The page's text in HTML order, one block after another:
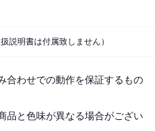
説明書は付属致しません）
合わせでの動作を保証するもの
品と色味が異なる場合がござい